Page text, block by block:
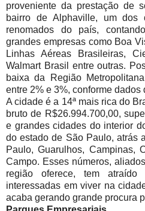
proveniente da prestação de
bairro de Alphaville, um dos
renomados do país,
grandes empresas como Boa
Linhas Aéreas Brasileiras,
Walmart Brasil entre outras.
baixa da Região
entre 2% e 3%, conforme dados
A cidade é a 14ª mais rica do
bruto de R$26.994.700,00,
e grandes cidades do interior
do estado de São Paulo, atrás
Paulo, Guarulhos, Campinas,
Campo. Esses números,
região oferece, tem
interessadas em viver na
acaba gerando grande procura